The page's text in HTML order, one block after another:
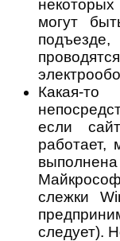
могут
Какая-
если
работает,
выполнена
слежки
следует).